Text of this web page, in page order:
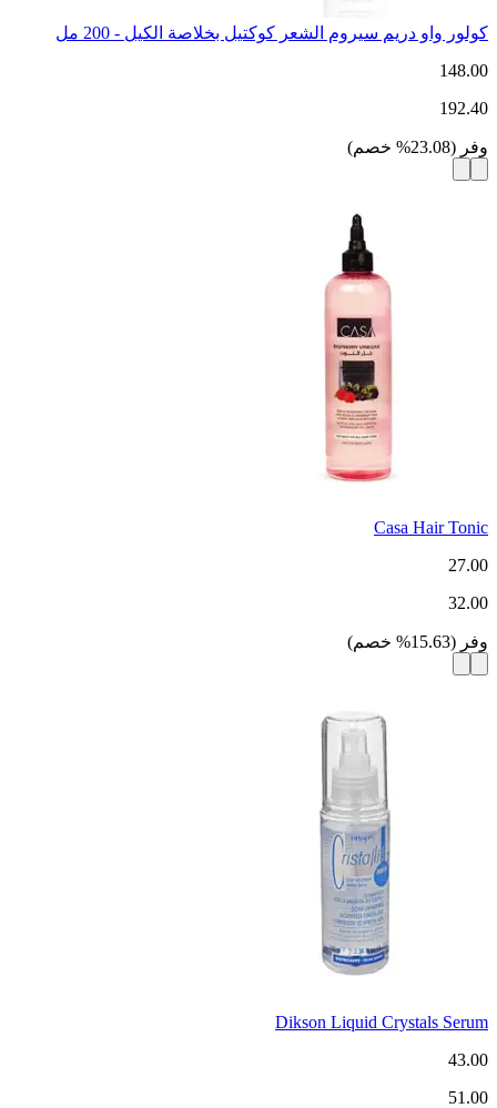
كولور واو دريم سيروم الشعر كوكتيل بخلاصة الكيل - 200 مل
148.00
192.40
وفر (
23.08
% خصم)
Casa Hair Tonic
27.00
32.00
وفر (
15.63
% خصم)
Dikson Liquid Crystals Serum
43.00
51.00